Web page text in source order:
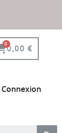
0,00 €
Connexion